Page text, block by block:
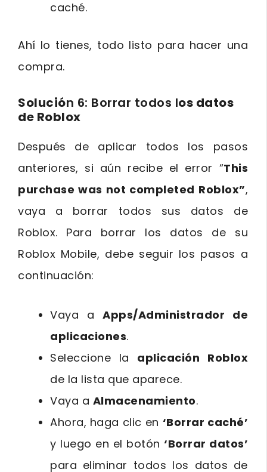
caché.
Ahí lo tienes, todo listo para hacer una
compra.
Solución 6: Borrar todos los datos
de Roblox
Después de aplicar todos los pasos
anteriores, si aún recibe el error “This
purchase was not completed Roblox”,
vaya a borrar todos sus datos de
Roblox. Para borrar los datos de su
Roblox Mobile, debe seguir los pasos a
continuación:
Vaya aApps/Administrador de
aplicaciones.
Seleccione la aplicación Roblox
de la lista que aparece.
Vaya a Almacenamiento.
Ahora, haga clic en ‘Borrar caché’
y luego en el botón ‘Borrar datos’
para eliminar todos los datos de